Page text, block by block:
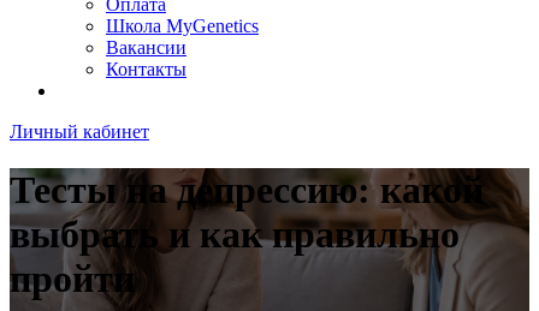
Оплата
Школа MyGenetics
Вакансии
Контакты
Личный кабинет
Тесты на депрессию: какой
выбрать и как правильно
пройти